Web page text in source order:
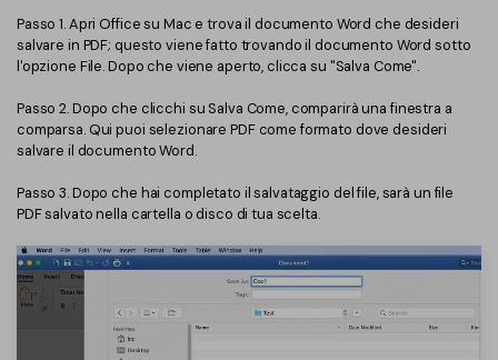
Passo 1. Apri Office su Mac e trova il documento Word che desideri
salvare in PDF; questo viene fatto trovando il documento Word sotto
l'opzione File. Dopo che viene aperto, clicca su "Salva Come".
Passo 2. Dopo che clicchi su Salva Come, comparirà una finestra a
comparsa. Qui puoi selezionare PDF come formato dove desideri
salvare il documento Word.
Passo 3. Dopo che hai completato il salvataggio del file, sarà un file
PDF salvato nella cartella o disco di tua scelta.